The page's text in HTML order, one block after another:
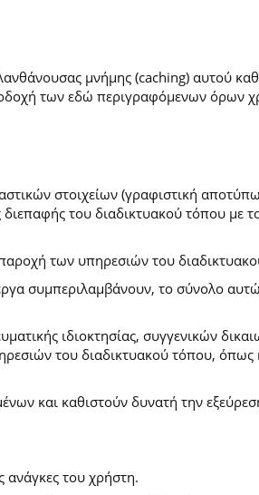
μνήμης (caching) αυτού
των εδώ περιγραφόμενων όρων
στοιχείων (γραφιστική
του διαδικτυακού τόπου με
των υπηρεσιών του
συμπεριλαμβάνουν, το σύνολο
ιδιοκτησίας, συγγενικών
του διαδικτυακού τόπου, όπως
και καθιστούν δυνατή την
ανάγκες του χρήστη.